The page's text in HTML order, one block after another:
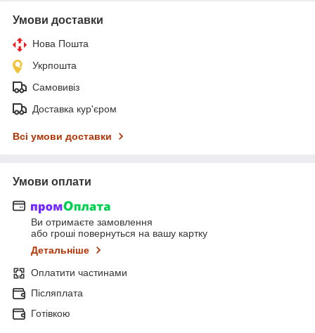
Умови доставки
Нова Пошта
Укрпошта
Самовивіз
Доставка кур'єром
Всі умови доставки
Умови оплати
Ви отримаєте замовлення
або гроші повернуться на вашу картку
Детальніше
Оплатити частинами
Післяплата
Готівкою